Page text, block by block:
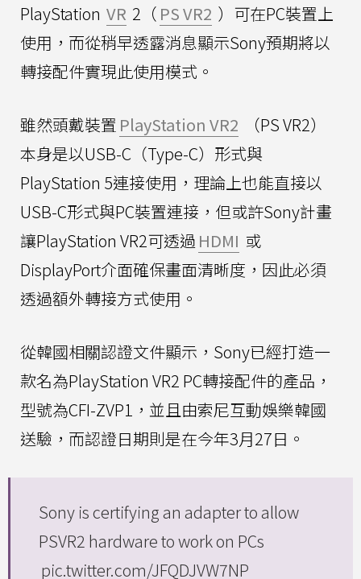
PlayStation VR 2（ PS VR2 ）可在PC裝置上
使用，而從稍早透露消息顯示Sony預期將以
轉接配件實現此使用模式。
雖然頭戴裝置 PlayStation VR2
（PS VR2）
本身是以USB-C（Type-C）形式與
PlayStation 5連接使用，理論上也能直接以
USB-C形式與PC裝置連接，但或許Sony計畫
讓PlayStation VR2可透過 HDMI 或
DisplayPort介面確保畫面清晰度，因此必須
透過額外轉接方式使用。
從韓國相關認證文件顯示，Sony已經打造一
款名為PlayStation VR2 PC轉接配件的產品，
型號為CFI-ZVP1，並且由索尼互動娛樂韓國
送驗，而認證日期則是在今年3月27日。
Sony is certifying an adapter to allow
PSVR2 hardware to work on PCs
pic.twitter.com/JFQDJVW7NP